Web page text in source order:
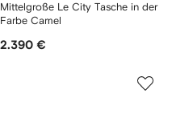
Mittelgroße Le City Tasche in der
Farbe Camel
2.390 €